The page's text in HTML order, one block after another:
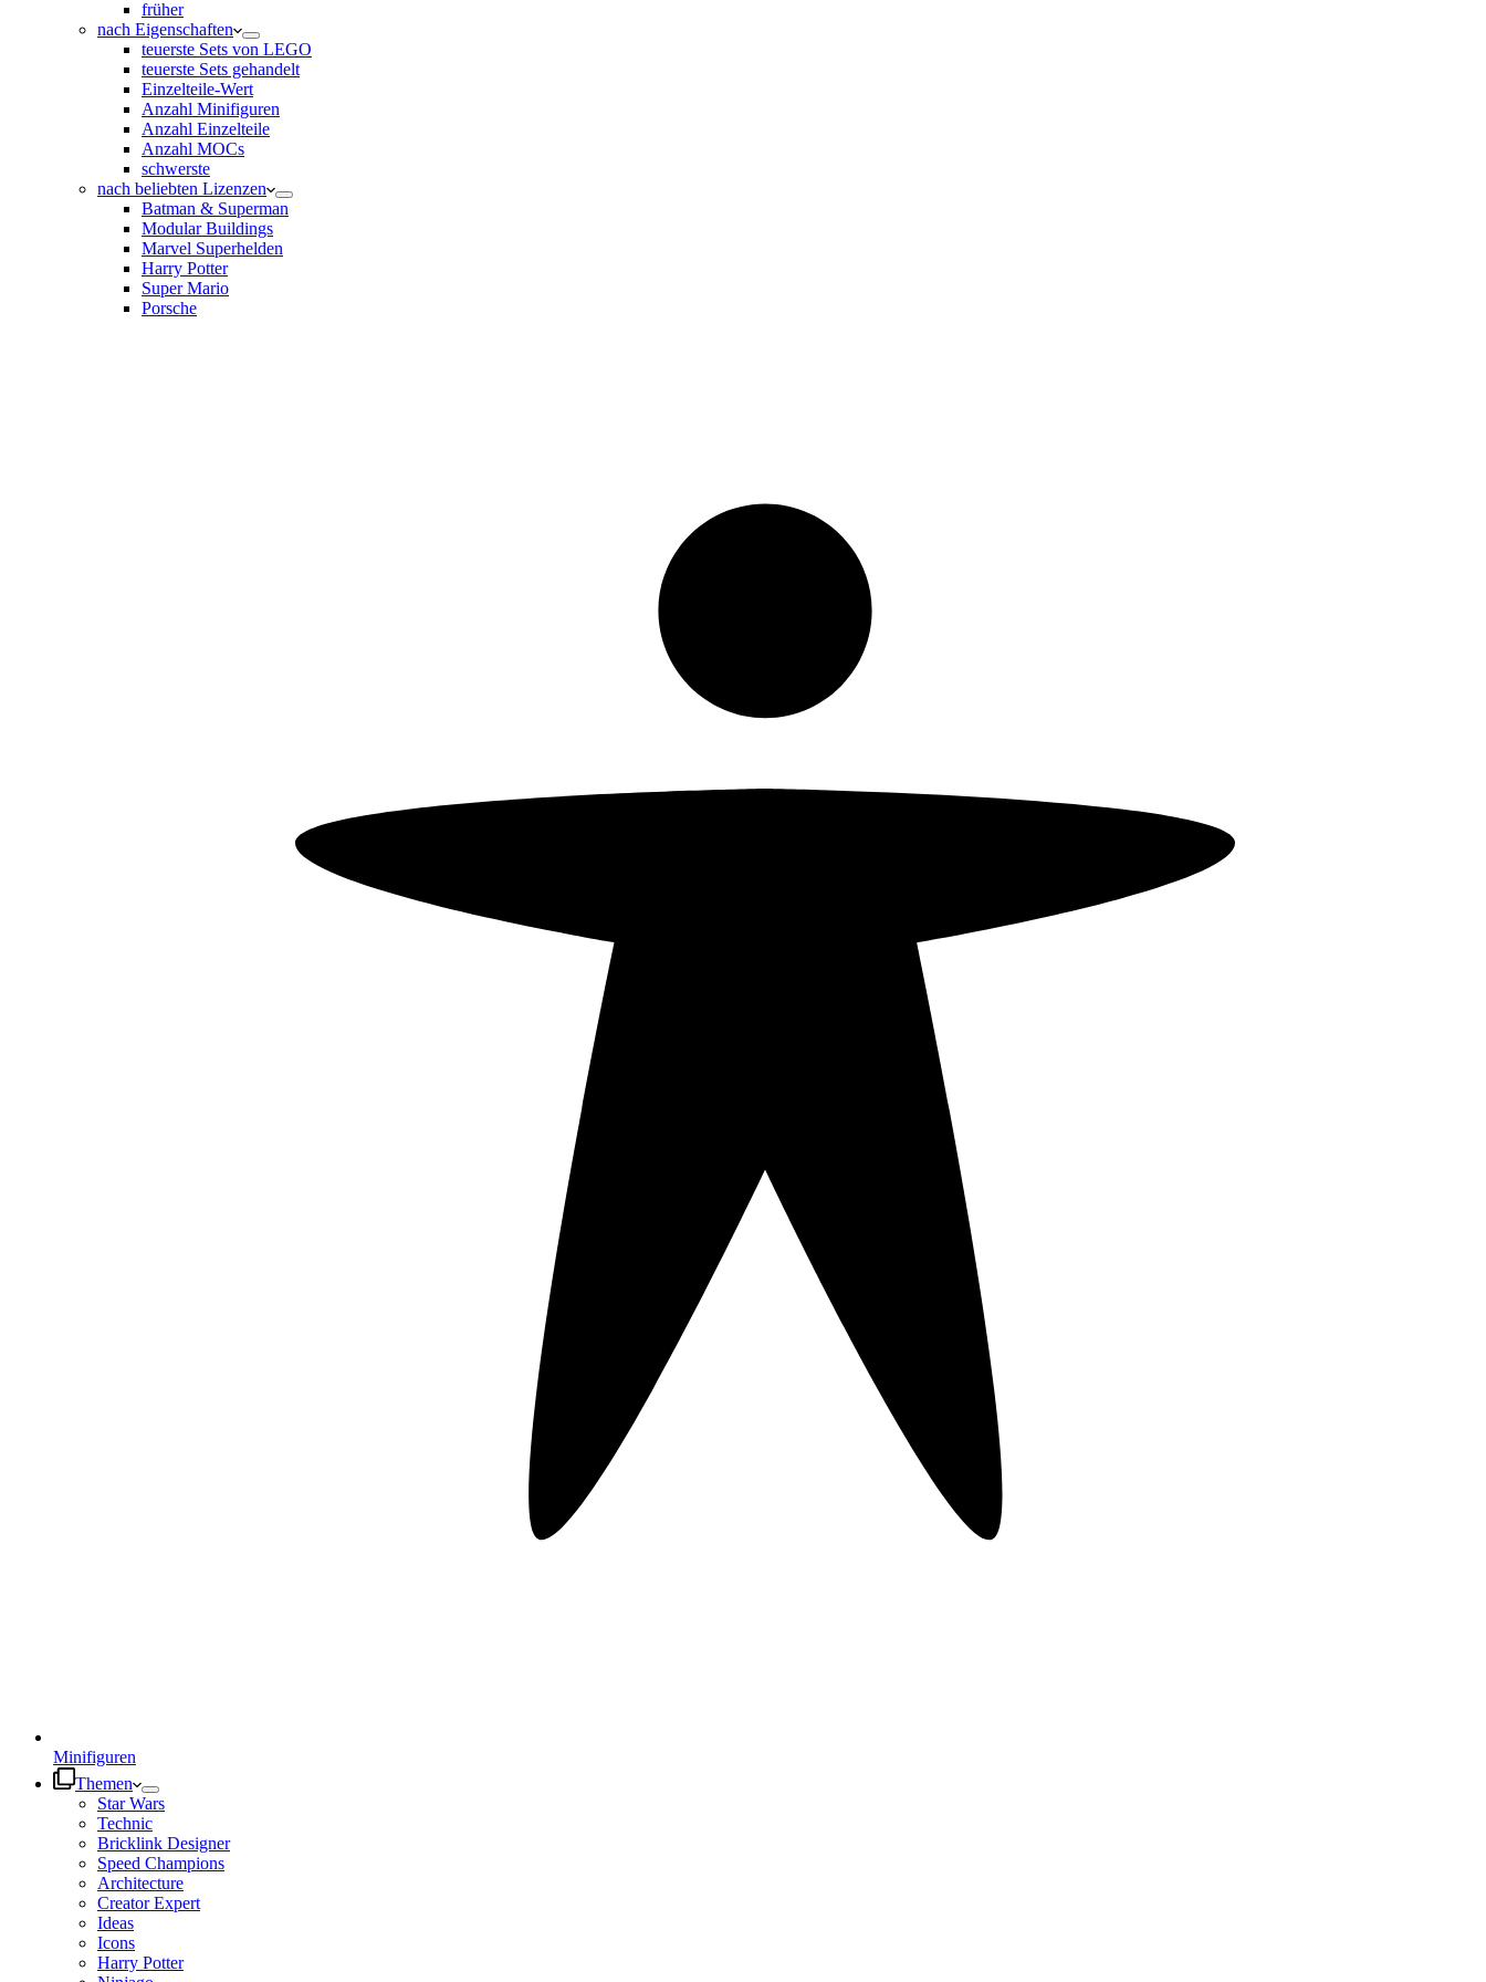
früher
nach Eigenschaften
teuerste Sets von LEGO
teuerste Sets gehandelt
Einzelteile-Wert
Anzahl Minifiguren
Anzahl Einzelteile
Anzahl MOCs
schwerste
nach beliebten Lizenzen
Batman & Superman
Modular Buildings
Marvel Superhelden
Harry Potter
Super Mario
Porsche
Minifiguren
Themen
Star Wars
Technic
Bricklink Designer
Speed Champions
Architecture
Creator Expert
Ideas
Icons
Harry Potter